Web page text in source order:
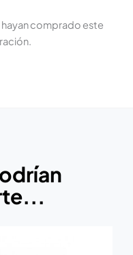
comprado este